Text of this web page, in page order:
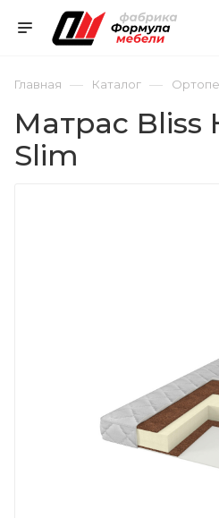
Главная — Каталог —
Матрас Bliss
Slim